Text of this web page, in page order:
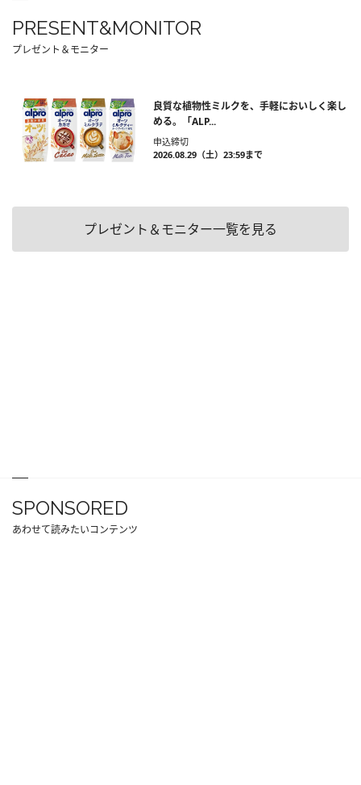
PRESENT&MONITOR
プレゼント＆モニター
良質な植物性ミルクを、手軽においしく楽し
める。「ALP...
申込締切
2026.08.29（土）23:59まで
プレゼント＆モニター一覧を見る
SPONSORED
あわせて読みたいコンテンツ